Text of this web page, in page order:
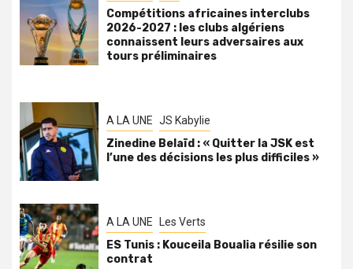
Compétitions africaines interclubs
2026-2027 : les clubs algériens
connaissent leurs adversaires aux
tours préliminaires
A LA UNE JS Kabylie
Zinedine Belaïd : « Quitter la JSK est
l’une des décisions les plus difficiles »
A LA UNE Les Verts
ES Tunis : Kouceila Boualia résilie son
contrat